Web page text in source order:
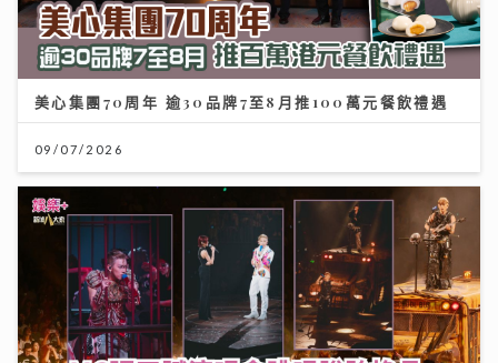
美心集團70周年 逾30品牌7至8月推100萬元餐飲禮遇
09/07/2026